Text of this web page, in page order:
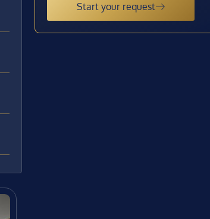
Start your request